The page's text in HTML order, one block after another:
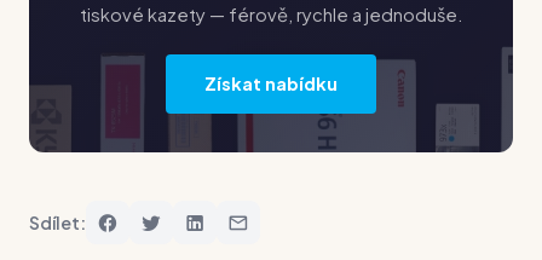
tiskové kazety — férově, rychle a jednoduše.
Získat nabídku
Sdílet: